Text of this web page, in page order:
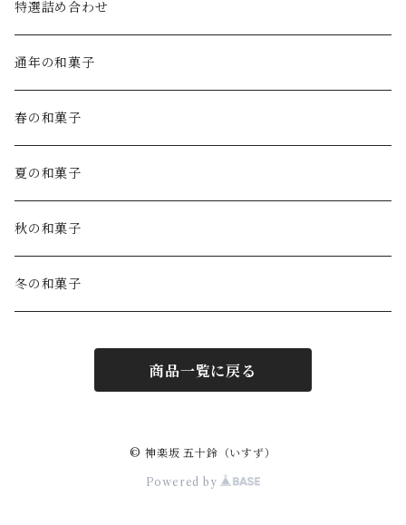
特選詰め合わせ
通年の和菓子
春の和菓子
夏の和菓子
秋の和菓子
冬の和菓子
商品一覧に戻る
© 神楽坂 五十鈴（いすず）
Powered by